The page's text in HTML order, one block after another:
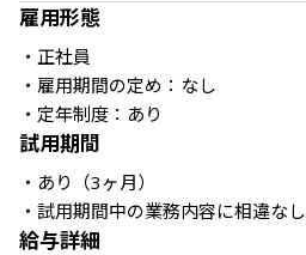
雇用形態
・正社員
・雇用期間の定め：なし
・定年制度：あり
試用期間
・あり（3ヶ月）
・試用期間中の業務内容に相違なし
給与詳細